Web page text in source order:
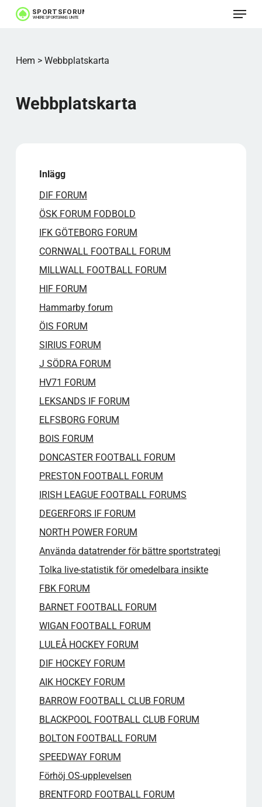
Hoppa
Meny
Hem >Webbplatskarta
Webbplatskarta
Inlägg
DIF FORUM
ÖSK FORUM FODBOLD
IFK GÖTEBORG FORUM
CORNWALL FOOTBALL FORUM
MILLWALL FOOTBALL FORUM
HIF FORUM
Hammarby forum
ÖIS FORUM
SIRIUS FORUM
J SÖDRA FORUM
HV71 FORUM​
LEKSANDS IF FORUM
ELFSBORG FORUM
BOIS FORUM
DONCASTER FOOTBALL FORUM
PRESTON FOOTBALL FORUM
IRISH LEAGUE FOOTBALL FORUMS
DEGERFORS IF FORUM
NORTH POWER FORUM
Använda datatrender för bättre sportstrategi
Tolka live-statistik för omedelbara insikte
FBK FORUM
BARNET FOOTBALL FORUM
WIGAN FOOTBALL FORUM
LULEÅ HOCKEY FORUM
DIF HOCKEY FORUM​
AIK HOCKEY FORUM​
BARROW FOOTBALL CLUB FORUM
BLACKPOOL FOOTBALL CLUB FORUM
BOLTON FOOTBALL FORUM
SPEEDWAY FORUM
Förhöj OS-upplevelsen
BRENTFORD FOOTBALL FORUM